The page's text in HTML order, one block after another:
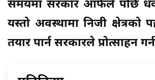
समयमा सरकार आफैले पछि
यस्तो अवस्थामा निजी क्षेत्रको
तयार पार्न सरकारले प्रोत्साहन